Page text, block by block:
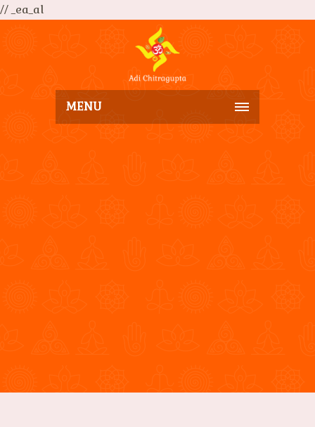
// _ea_al
MENU